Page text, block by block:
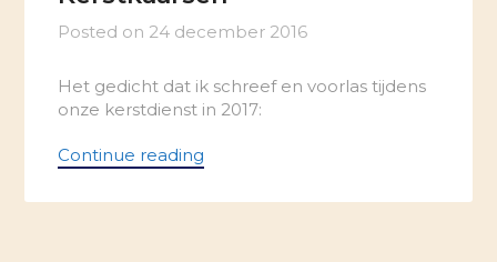
Posted on 24 december 2016
Het gedicht dat ik schreef en voorlas tijdens
onze kerstdienst in 2017:
Continue reading